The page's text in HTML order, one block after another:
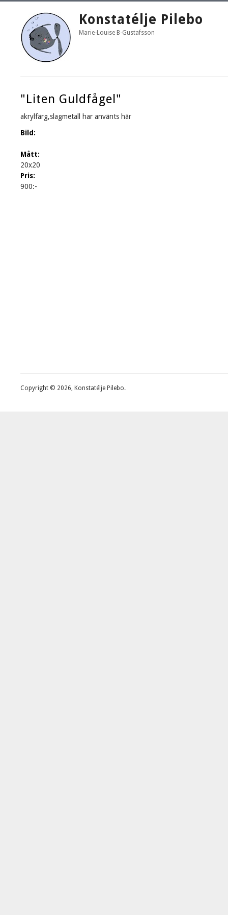
Konstatélje Pilebo
Marie-Louise B-Gustafsson
"Liten Guldfågel"
akrylfärg,slagmetall har använts här
Bild:
Mått:
20x20
Pris:
900:-
Copyright © 2026, Konstatélje Pilebo.